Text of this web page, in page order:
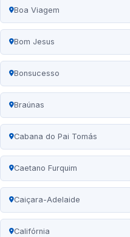
Boa Viagem
Bom Jesus
Bonsucesso
Braúnas
Cabana do Pai Tomás
Caetano Furquim
Caiçara-Adelaide
Califórnia